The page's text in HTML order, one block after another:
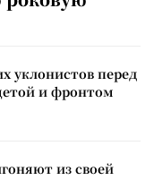
уклонистов перед
и фронтом
из своей